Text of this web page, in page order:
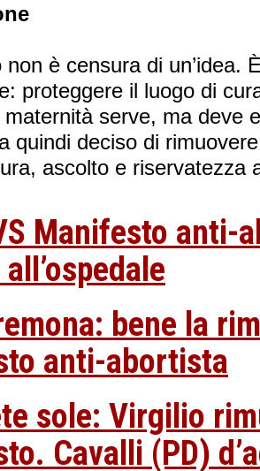
non è censura di un’idea.
proteggere il luogo di
maternità serve, ma deve
quindi deciso di
ascolto e riservatezza
Manifesto anti-
bene la
anti-abortista
sole: Virgilio
Cavalli (PD)